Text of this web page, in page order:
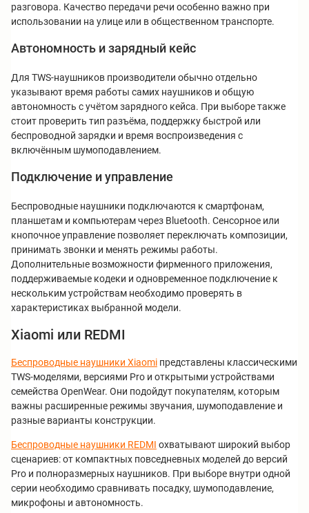
разговора. Качество передачи речи особенно важно при
использовании на улице или в общественном транспорте.
Автономность и зарядный кейс
Для TWS-наушников производители обычно отдельно
указывают время работы самих наушников и общую
автономность с учётом зарядного кейса. При выборе также
стоит проверить тип разъёма, поддержку быстрой или
беспроводной зарядки и время воспроизведения с
включённым шумоподавлением.
Подключение и управление
Беспроводные наушники подключаются к смартфонам,
планшетам и компьютерам через Bluetooth. Сенсорное или
кнопочное управление позволяет переключать композиции,
принимать звонки и менять режимы работы.
Дополнительные возможности фирменного приложения,
поддерживаемые кодеки и одновременное подключение к
нескольким устройствам необходимо проверять в
характеристиках выбранной модели.
Xiaomi или REDMI
Беспроводные наушники Xiaomi представлены классическими
TWS-моделями, версиями Pro и открытыми устройствами
семейства OpenWear. Они подойдут покупателям, которым
важны расширенные режимы звучания, шумоподавление и
разные варианты конструкции.
Беспроводные наушники REDMI охватывают широкий выбор
сценариев: от компактных повседневных моделей до версий
Pro и полноразмерных наушников. При выборе внутри одной
серии необходимо сравнивать посадку, шумоподавление,
микрофоны и автономность.